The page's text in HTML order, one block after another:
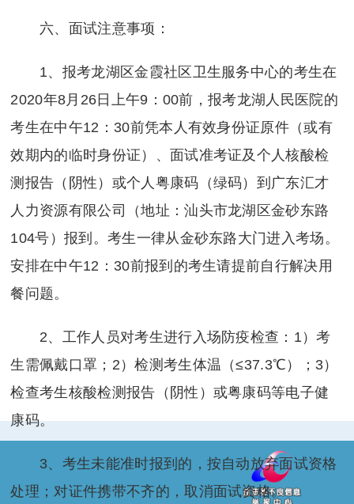
六、面试注意事项：
1、报考龙湖区金霞社区卫生服务中心的考生在
2020年8月26日上午9：00前，报考龙湖人民医院的
考生在中午12：30前凭本人有效身份证原件（或有
效期内的临时身份证）、面试准考证及个人核酸检
测报告（阴性）或个人粤康码（绿码）到广东汇才
人力资源有限公司（地址：汕头市龙湖区金砂东路
104号）报到。考生一律从金砂东路大门进入考场。
安排在中午12：30前报到的考生请提前自行解决用
餐问题。
2、工作人员对考生进行入场防疫检查：1）考
生需佩戴口罩；2）检测考生体温（≤37.3℃）；3）
检查考生核酸检测报告（阴性）或粤康码等电子健
康码。
3、考生未能准时报到的，按自动放弃面试资格
处理；对证件携带不齐的，取消面试资格。